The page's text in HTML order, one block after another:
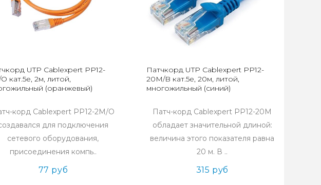
UTP Cablexpert PP12-
кат.5e, 2м, литой,
(оранжевый)
корд Cablexpert PP12-2M/O
для подключения
сетевого оборудования,
присоединения компь..
77 руб
Патчкорд UTP Cablexpert PP12-
20M/B кат.5e, 20м, литой,
многожильный (синий)
Патч-корд Cablexpert PP12-20M
обладает значительной длиной:
величина этого показателя равна
20 м. В ..
315 руб